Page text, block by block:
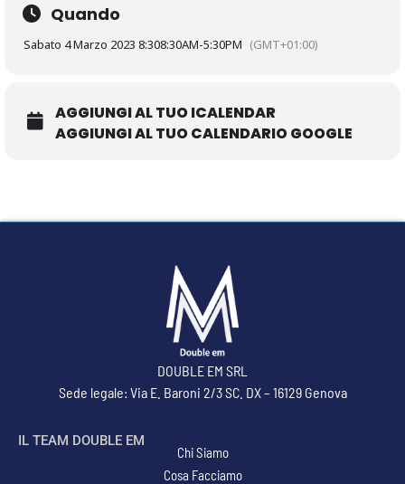
Quando
Sabato 4 Marzo 2023 8:308:30AM-5:30PM (GMT+01:00)
AGGIUNGI AL TUO ICALENDAR
AGGIUNGI AL TUO CALENDARIO GOOGLE
DOUBLE EM SRL
Sede legale: Via E. Baroni 2/3 SC. DX – 16129 Genova
IL TEAM DOUBLE EM
Chi Siamo
Cosa Facciamo